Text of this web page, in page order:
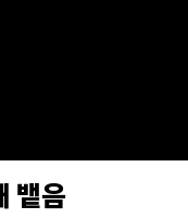
뱉음